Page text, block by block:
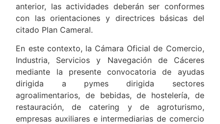
anterior, las actividades deberán ser conformes
con las orientaciones y directrices básicas del
citado Plan Cameral.
En este contexto, la Cámara Oficial de Comercio,
Industria, Servicios y Navegación de Cáceres
mediante la presente convocatoria de ayudas
dirigida a pymes dirigida sectores
agroalimentarios, de bebidas, de hostelería, de
restauración, de catering y de agroturismo,
empresas auxiliares e intermediarias de comercio